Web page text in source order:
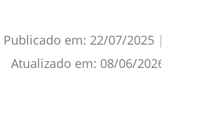
Publicado em: 22/07/2025 |
Atualizado em: 08/06/2026